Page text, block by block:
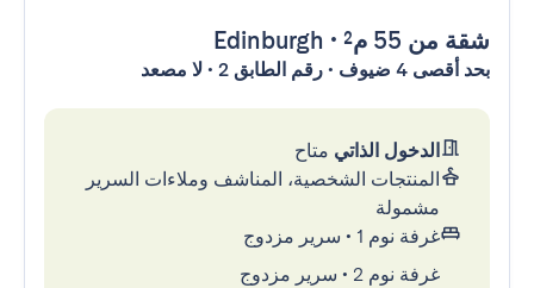
شقة من 55 م² •
Edinburgh
بحد أقصى 4 ضيوف • رقم الطابق 2 • لا مصعد
الدخول الذاتي متاح
المنتجات الشخصية، المناشف وملاءات السرير
مشمولة
غرفة نوم 1
• سرير مزدوج
غرفة نوم 2
• سرير مزدوج